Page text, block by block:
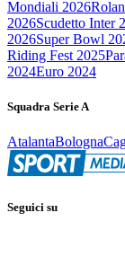
Mondiali 2026
2026Scudetto Inter
2026Super Bowl
Riding Fest 2025
2024Euro 2024
Squadra Serie A
AtalantaBologna
Seguici su